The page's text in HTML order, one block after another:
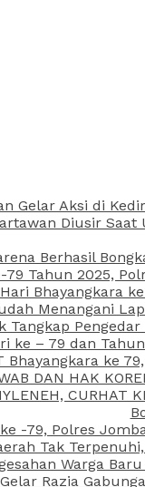
Gelar Aksi di
Diusir Saat
Berhasil
Tahun 2025,
Bhayangkara
Menangani
Tangkap
ke – 79 dan
Bhayangkara ke
DAN HAK
CURHAT
-79, Polres
Tak
Warga
Razia